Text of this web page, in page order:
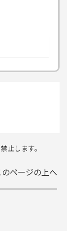
止します。
のページの上へ